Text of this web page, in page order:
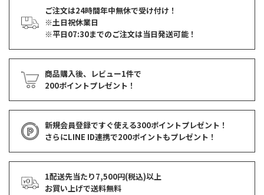
ご注文は24時間年中無休で受け付け！
※土日祝休業日
※平日07:30までのご注文は当日発送可能！
商品購入後、レビュー1件で
200ポイントプレゼント！
新規会員登録ですぐ使える300ポイントプレゼント！
さらにLINE ID連携で200ポイントもプレゼント！
1配送先当たり7,500円(税込)以上
お買い上げで送料無料